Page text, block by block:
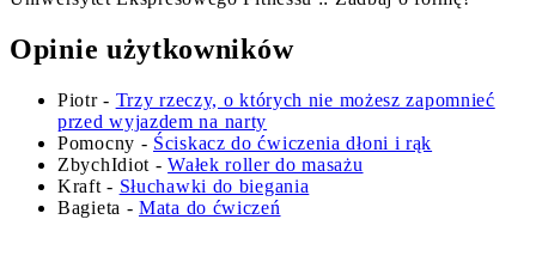
Opinie użytkowników
Piotr- Trzy rzeczy, o których nie możesz zapomnieć
przed wyjazdem na narty
Pomocny - Ściskacz do ćwiczenia dłoni i rąk
ZbychIdiot -Wałek roller do masażu
Kraft - Słuchawki do biegania
Bagieta -Mata do ćwiczeń